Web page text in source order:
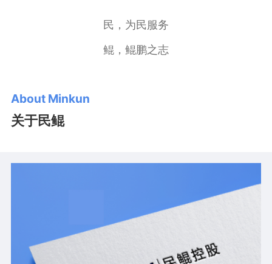
民，为民服务
鲲，鲲鹏之志
About Minkun
关于民鲲